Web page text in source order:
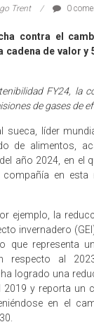
contra el
FY24, la
sueca, líder
año 2024, en el
en esta
ejemplo, la
que representa
respecto al
logrado una
2019 y reporta un
en el
de esfuerzos